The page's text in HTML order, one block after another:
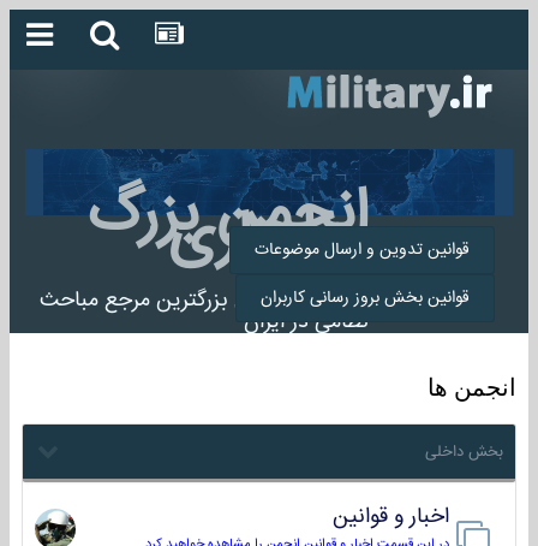
انجمن بزرگ
میلیتاری
انجمن میلیتاری بزرگترین مرجع مباحث
نظامی در ایران
قوانین تدوین و ارسال موضوعات
قوانین بخش بروز رسانی کاربران
انجمن ها
بخش داخلی
اخبار و قوانین
22
دی